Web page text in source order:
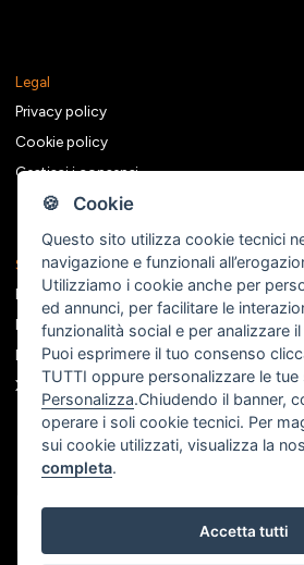
🍪 Cookie
Questo sito utilizza cookie tecnici
navigazione e funzionali
Utilizziamo i cookie anche per
ed annunci, per facilitare le
funzionalità social e per analizzare
Puoi esprimere il tuo consenso
TUTTI oppure personalizzare le
Personalizza.Chiudendo il banner,
operare i soli cookie tecnici. Per
sui cookie utilizzati, visualizza la
completa.
Accetta tutti
Legal
Privacy policy
Cookie policy
Gestisci i consensi
Seguici sui social
Facebook
Instagram
Linkedin
X